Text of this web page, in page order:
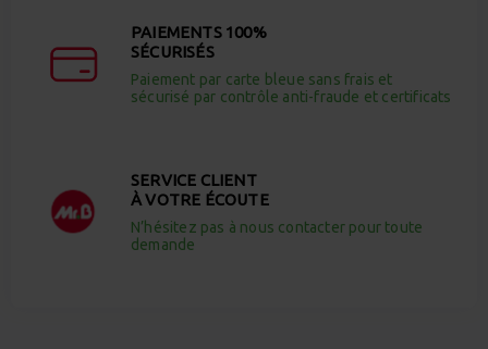
PAIEMENTS 100%
SÉCURISÉS
Paiement par carte bleue sans frais et
sécurisé par contrôle anti-fraude et certificats
SERVICE CLIENT
À VOTRE ÉCOUTE
N’hésitez pas à nous contacter pour toute
demande